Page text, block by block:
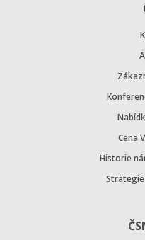
Cena
Historie
Strategie